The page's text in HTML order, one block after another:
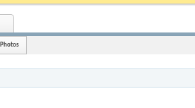
Photos